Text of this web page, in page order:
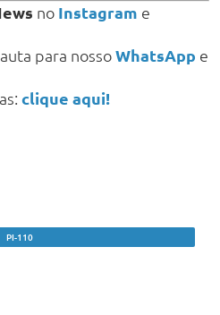
no Instagram e
para nossoWhatsApp e
clique aqui!
PI-110